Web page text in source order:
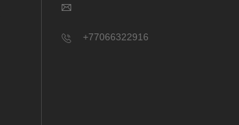
+77066322916